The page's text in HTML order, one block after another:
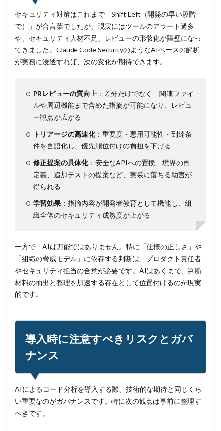
セキュリティ対策はこれまで「Shift Left（開発の早い段階
で）」が合言葉でしたが、現実にはツールのアラート過多
や、セキュリティ人材不足、レビューの形骸化が障壁になっ
てきました。Claude Code SecurityのようなAIベースの解析
が実務に浸透すれば、次の変化が期待できます。
PRレビューの質向上 ：差分だけでなく、関連ファイ
ルや周辺機能まで含めた指摘が可能になり、レビュ
ー観点が広がる
トリアージの高速化：重要度・悪用可能性・到達条
件を言語化し、優先順位付けの負担を下げる
修正提案の具体化：安全なAPIへの置換、境界の再
定義、追加テストの提案など、実装に落ちる助言が
得られる
学習効果 ：指摘内容が開発者教育として機能し、組
織全体のセキュリティ成熟度が上がる
一方で、AIは万能ではありません。特に「仕様の正しさ」や
「組織の脅威モデル」に依存する判断は、プロダクト責任者
やセキュリティ担当の合意が必要です。AIはあくまで、判断
材料の抽出と整理を加速する存在として位置付けるのが現実
的です。
導入時に注意すべきリスクとガバ
ナンス
AIによるコード分析を導入する際、技術的な期待と同じくら
い重要なのがガバナンスです。特に次の観点は事前に整理す
べきです。